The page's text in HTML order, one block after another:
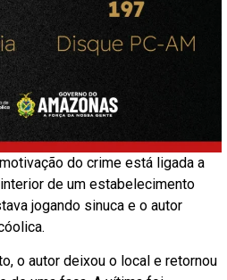
do crime está ligada a
de um estabelecimento
jogando sinuca e o autor
o autor deixou o local e retornou